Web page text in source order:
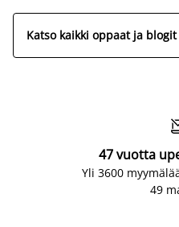
Katso kaikki oppaat ja blogit
47 vuotta
Yli 3600
49